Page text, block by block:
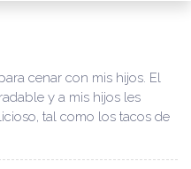
cenar con mis hijos. El
y a mis hijos les
tal como los tacos de